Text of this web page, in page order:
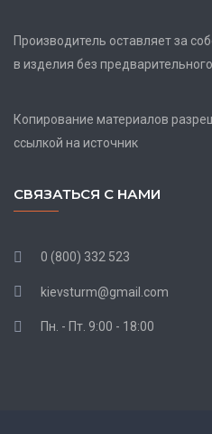
Производитель оставляет за
в изделия без
Копирование материалов
ссылкой на источник
СВЯЗАТЬСЯ С НАМИ
0 (800) 332 523
kievsturm@gmail.com
Пн. - Пт. 9:00 - 18:00